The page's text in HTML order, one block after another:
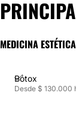
MEDICINA ESTÉTICA
Bótox
Desde $ 130.000